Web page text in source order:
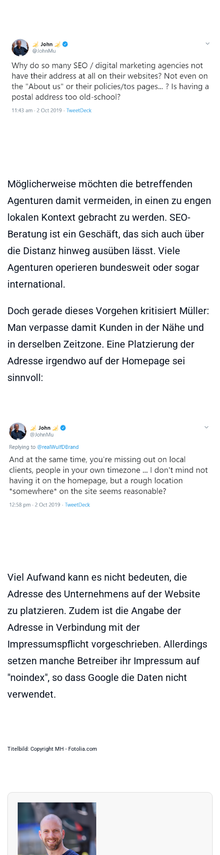
Möglicherweise möchten die betreffenden
Agenturen damit vermeiden, in einen zu engen
lokalen Kontext gebracht zu werden. SEO-
Beratung ist ein Geschäft, das sich auch über
die Distanz hinweg ausüben lässt. Viele
Agenturen operieren bundesweit oder sogar
international.
Doch gerade dieses Vorgehen kritisiert Müller:
Man verpasse damit Kunden in der Nähe und
in derselben Zeitzone. Eine Platzierung der
Adresse irgendwo auf der Homepage sei
sinnvoll:
Viel Aufwand kann es nicht bedeuten, die
Adresse des Unternehmens auf der Website
zu platzieren. Zudem ist die Angabe der
Adresse in Verbindung mit der
Impressumspflicht vorgeschrieben. Allerdings
setzen manche Betreiber ihr Impressum auf
"noindex", so dass Google die Daten nicht
verwendet.
Titelbild: Copyright MH - Fotolia.com